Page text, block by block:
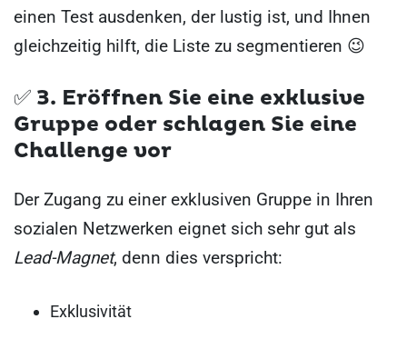
einen Test ausdenken, der lustig ist, und Ihnen
gleichzeitig hilft, die Liste zu segmentieren 😉
✅ 3. Eröffnen Sie eine exklusive
Gruppe oder schlagen Sie eine
Challenge vor
Der Zugang zu einer exklusiven Gruppe in Ihren
sozialen Netzwerken eignet sich sehr gut als
Lead-Magnet, denn dies verspricht:
Exklusivität